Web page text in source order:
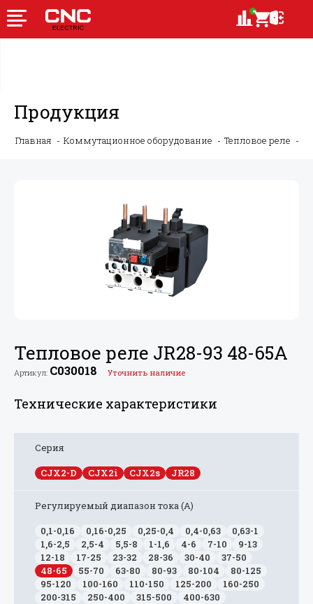
Продукция
Главная Коммутационное оборудование Тепловое реле
Тепловое реле JR28-93 48-65A
Артикул: C030018 Уточнить наличие
Технические характеристики
Серия
CJX2-D
CJX2i CJX2s JR28
Регулируемый диапазон тока (А)
0,1-0,16
0,16-0,25 0,25-0,4 0,4-0,63
0,63-1
1,6-2,5
2,5-4 5,5-8 1-1,6 4-6 7-10
9-13
12-18
17-25 23-32 28-36 30-40
37-50
48-65
55-70 63-80 80-93 80-104
80-125
95-120
100-160 110-150 125-200
160-250
200-315
250-400 315-500 400-630